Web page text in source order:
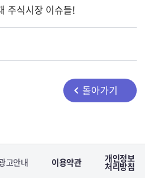
주식시장 이슈들!
돌아가기
고안내 이용약관 개인정보
처리방침